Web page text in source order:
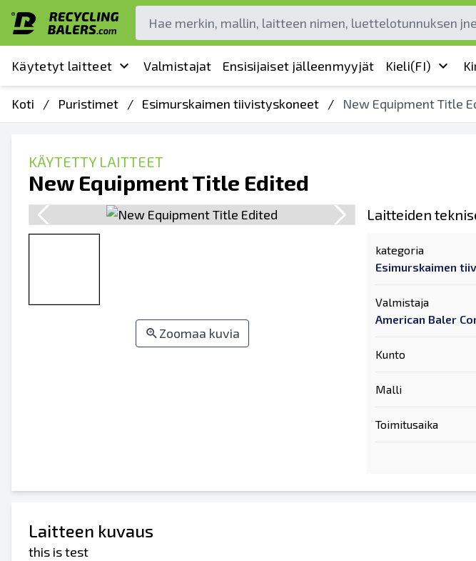
Käytetyt laitteet Valmistajat Ensisijaiset jälleenmyyjät Kieli(FI)
Koti / Puristimet / Esimurskaimen tiivistyskoneet / New Equipment Title
KÄYTETTY LAITTEET
New Equipment Title Edited
Zoomaa kuvia
Laitteiden
kategoria
Esimurskaimen
Valmistaja
American Baler
Kunto
Malli
Toimitusaika
Laitteen kuvaus
this is test